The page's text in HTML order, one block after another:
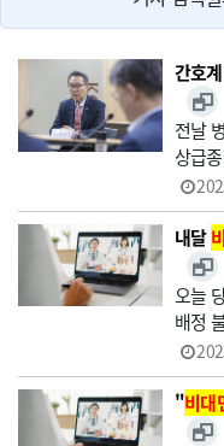
간호
전날
상급
내달
오늘
배정
"비대